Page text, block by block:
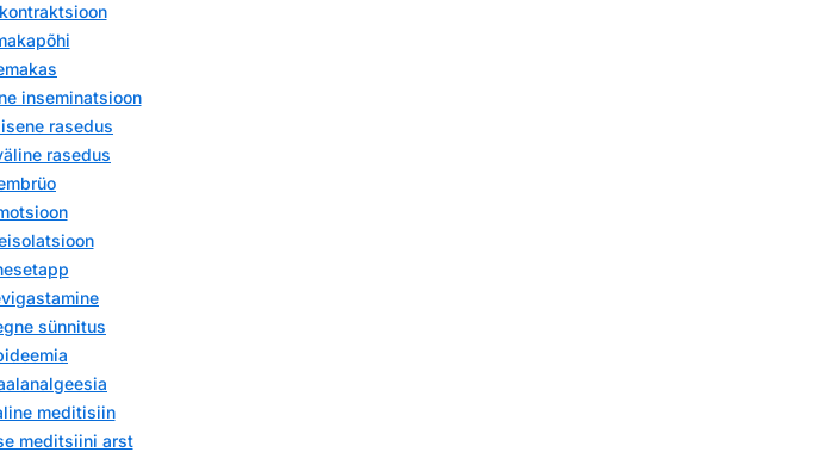
inseminatsioon
rasedus
rasedus
sünnitus
meditisiin
meditsiini arst